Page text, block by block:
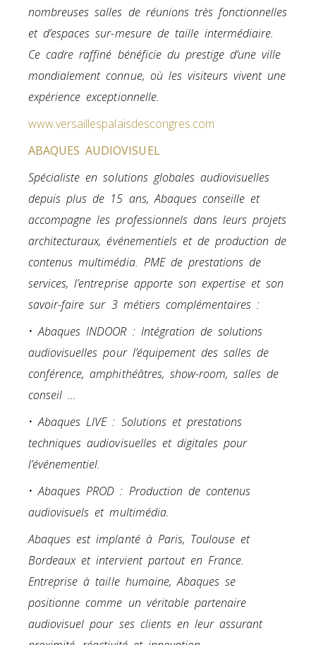
nombreuses salles de réunions très fonctionnelles
et d’espaces sur-mesure de taille intermédiaire.
Ce cadre raffiné bénéficie du prestige d’une ville
mondialement connue, où les visiteurs vivent une
expérience exceptionnelle.
www.versaillespalaisdescongres.com
ABAQUES AUDIOVISUEL
Spécialiste en solutions globales audiovisuelles
depuis plus de 15 ans, Abaques conseille et
accompagne les professionnels dans leurs projets
architecturaux, événementiels et de production de
contenus multimédia. PME de prestations de
services, l’entreprise apporte son expertise et son
savoir-faire sur 3 métiers complémentaires :
• Abaques INDOOR : Intégration de solutions
audiovisuelles pour l’équipement des salles de
conférence, amphithéâtres, show-room, salles de
conseil …
• Abaques LIVE : Solutions et prestations
techniques audiovisuelles et digitales pour
l’événementiel.
• Abaques PROD : Production de contenus
audiovisuels et multimédia.
Abaques est implanté à Paris, Toulouse et
Bordeaux et intervient partout en France.
Entreprise à taille humaine, Abaques se
positionne comme un véritable partenaire
audiovisuel pour ses clients en leur assurant